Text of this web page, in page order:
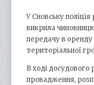
У Сновську
викрила
передачу в оренду
територіальної
В ході досудового
провадження,